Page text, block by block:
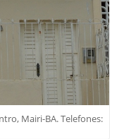
Mairi-BA. Telefones: